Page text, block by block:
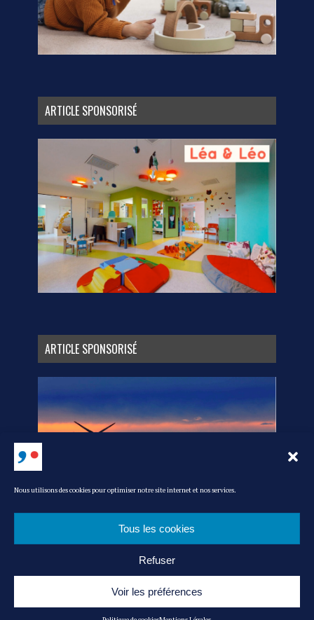
Nous utilisons des cookies pour optimiser notre site internet et nos services.
Tous les cookies
Refuser
Voir les préférences
ARTICLE SPONSORISÉ
ARTICLE SPONSORISÉ
MEDIA KIT L’ÉQUIPE CONTACT
POLITIQUE DE COOKIES
ADMIN
© MAG’ IN FRANCE : LE MAGAZINE DU CONSOMMER FRANÇAIS -|- RÉALISATION